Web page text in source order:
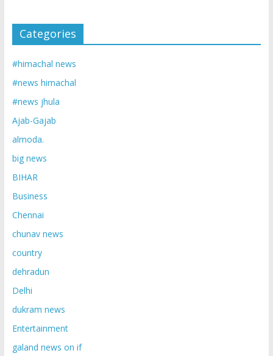
Categories
#himachal news
#news himachal
#news jhula
Ajab-Gajab
almoda.
big news
BIHAR
Business
Chennai
chunav news
country
dehradun
Delhi
dukram news
Entertainment
galand news on if